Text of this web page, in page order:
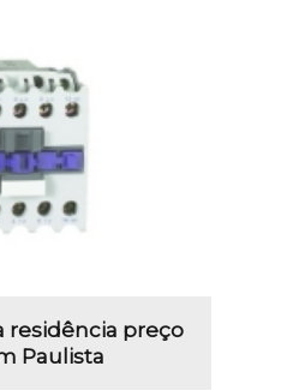
residência preço
Paulista